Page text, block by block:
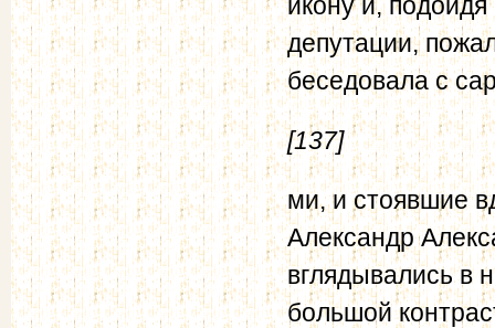
депутации,
беседовала с
[137]
ми, и стоявшие
Александр
вглядывались в
большой